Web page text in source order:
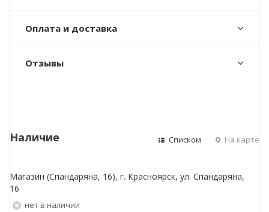
Оплата и доставка
Отзывы
Наличие Списком На карте
Магазин (Спандаряна, 16), г. Красноярск, ул. Спандаряна,
16
Нет в наличии